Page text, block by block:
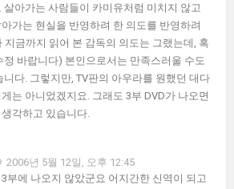
살아가는 사람들이 카미유처럼 미치지 않고
가는 현실을 반영하려 한 의도를 반영하려
지금까지 읽어 본 감독의 의도는 그랬는데, 혹
정 바랍니다) 본인으로서는 만족스러울 수도
니다. 그렇지만, TV판의 아우라를 원했던 대다
는 아니었겠지요. 그래도 3부 DVD가 나오면
각하고 있습니다.
2006년 5월 12일, 오후 12:45
부에 나오지 않았군요 어지간한 신역이 되고